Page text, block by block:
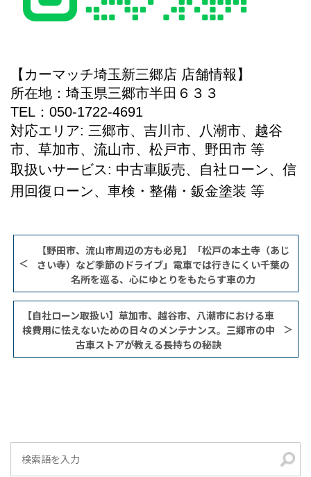
【カーマッチ埼玉新三郷店 店舗情報】
所在地：埼玉県三郷市半田６３３
TEL：050-1722-4691
対応エリア: 三郷市、吉川市、八潮市、越谷
市、草加市、流山市、松戸市、野田市 等
取扱いサービス: 中古車販売、自社ローン、信
用回復ローン、車検・整備・鈑金塗装 等
【野田市、流山市周辺の方も必見】「松戸の本土寺（あじ
さい寺）など季節のドライブ」電車では行きにくい千葉の
名所を巡る、心にゆとりをもたらす車の力
​【自社ローン取扱い】草加市、越谷市、八潮市における車
検費用に怯えないための日々のメンテナンス。三郷市の中
古車ストアが教える長持ちの秘訣